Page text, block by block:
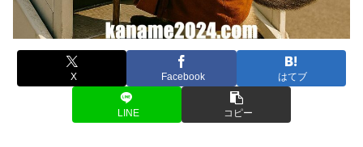
X Facebook はてブ
LINE コピー